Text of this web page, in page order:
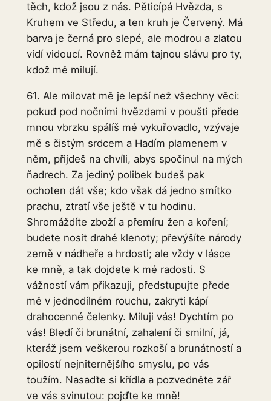
těch, kdož jsou z nás. Pěticípá Hvězda, s
Kruhem ve Středu, a ten kruh je Červený. Má
barva je černá pro slepé, ale modrou a zlatou
vidí vidoucí. Rovněž mám tajnou slávu pro ty,
kdož mě milují.
61. Ale milovat mě je lepší než všechny věci:
pokud pod nočními hvězdami v poušti přede
mnou vbrzku spálíš mé vykuřovadlo, vzývaje
mě s čistým srdcem a Hadím plamenem v
něm, přijdeš na chvíli, abys spočinul na mých
ňadrech. Za jediný polibek budeš pak
ochoten dát vše; kdo však dá jedno smítko
prachu, ztratí vše ještě v tu hodinu.
Shromáždíte zboží a přemíru žen a koření;
budete nosit drahé klenoty; převýšíte národy
země v nádheře a hrdosti; ale vždy v lásce
ke mně, a tak dojdete k mé radosti. S
vážností vám přikazuji, předstupujte přede
mě v jednodílném rouchu, zakryti kápí
drahocenné čelenky. Miluji vás! Dychtím po
vás! Bledí či brunátní, zahalení či smilní, já,
kteráž jsem veškerou rozkoší a brunátností a
opilostí nejniternějšího smyslu, po vás
toužím. Nasaďte si křídla a pozvedněte zář
ve vás svinutou: pojďte ke mně!